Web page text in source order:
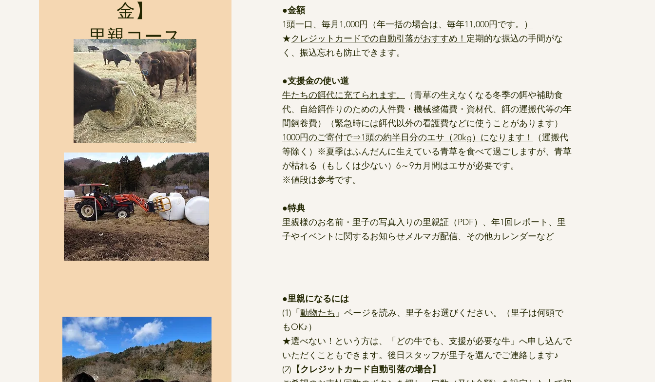
金】
里親コース
●金額
1頭一口、毎月1,000円（年一括の場合は、毎年11,000円です。）
★クレジットカードでの自動引落がおすすめ！ 定期的な振込の手間がな
く、振込忘れも防止できます。
●支援金の使い道
牛たちの餌代に充てられます。
（青草の生えなくなる冬季の餌や補助食
代、自給餌作りのための人件費・機械整備費・資材代、餌の運搬代等の年
間飼養費）（緊急時には餌代以外の看護費などに使うことがあります）
1000円のご寄付で⇒1頭の約半日分のエサ（20kg）になります！
（運搬代
等除く）※夏季はふんだんに生えている青草を食べて過ごしますが、青草
が枯れる（もしくは少ない）6～9カ月間はエサが必要です。
※値段は参考です。
​●特典
里親様のお名前・里子の写真入りの里親証（PDF）、年1回レポート、里
子やイベントに関するお知らせメルマガ配信、その他カレンダーなど
●里親になるには
(1)「動物たち 」ページを読み、里子をお選びください。（里子は何頭で
もOK♪）
★選べない！という方は、「どの牛でも、支援が必要な牛」へ申し込んで
いただくこともできます。後日スタッフが里子を選んでご連絡します♪
(2) 【クレジットカード自動引落の場合】